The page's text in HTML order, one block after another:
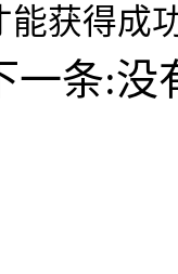
能获得成
一条:没